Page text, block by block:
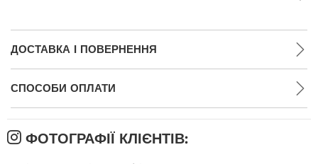
ДОСТАВКА І ПОВЕРНЕННЯ
СПОСОБИ ОПЛАТИ
ФОТОГРАФІЇ КЛІЄНТІВ: